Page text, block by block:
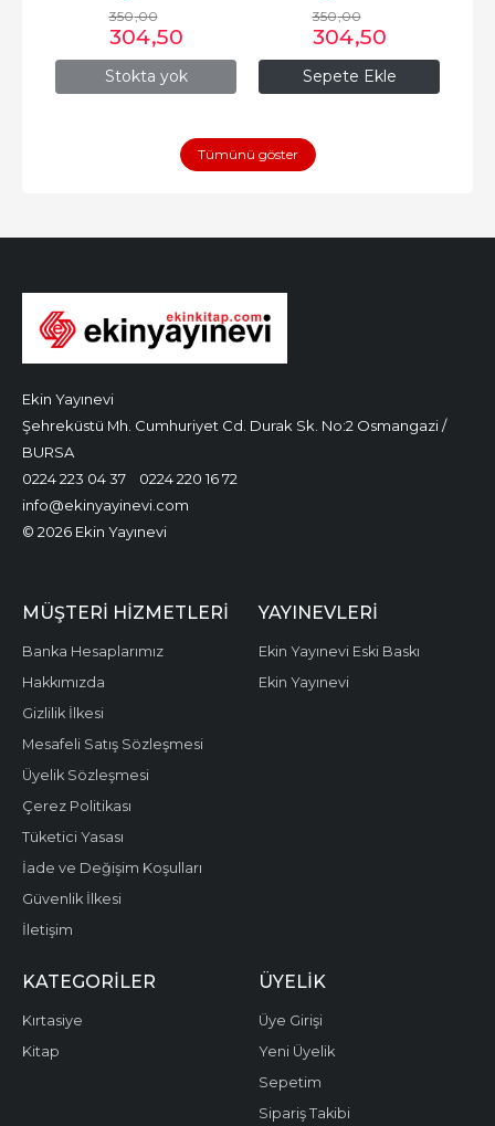
Stokta yok
Yayınları
350,00
304,50
Sepete Ekle
Yayınları
350,00
304,50
Tümünü göster
Ekin Yayınevi
Şehreküstü Mh. Cumhuriyet Cd. Durak Sk. No:2 Osmangazi /
BURSA
0224 223 04 37
0224 220 16 72
info@ekinyayinevi.com
© 2026 Ekin Yayınevi
MÜŞTERI HIZMETLERI
Banka Hesaplarımız
Hakkımızda
Gizlilik İlkesi
Mesafeli Satış Sözleşmesi
Üyelik Sözleşmesi
Çerez Politikası
Tüketici Yasası
İade ve Değişim Koşulları
Güvenlik İlkesi
İletişim
YAYINEVLERI
Ekin Yayınevi Eski Baskı
Ekin Yayınevi
KATEGORILER
Kırtasiye
Kitap
ÜYELIK
Üye Girişi
Yeni Üyelik
Sepetim
Sipariş Takibi